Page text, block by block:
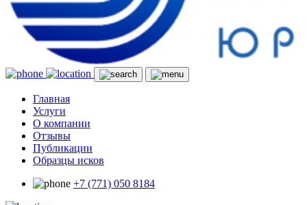
Главная
Услуги
О компании
Отзывы
Публикации
Образцы исков
+7 (771) 050 8184